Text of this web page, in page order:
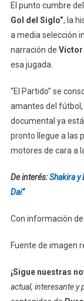
El punto cumbre
Gol del Siglo”, la
a media selección
narración de Víctor
esa jugada.
“El Partido” se
amantes del
documental ya
pronto llegue a las
motores de cara a
De interés:Shakira y
Dai”
Con información
Fuente de imagen
¡Sigue nuestras
actual, interesante y